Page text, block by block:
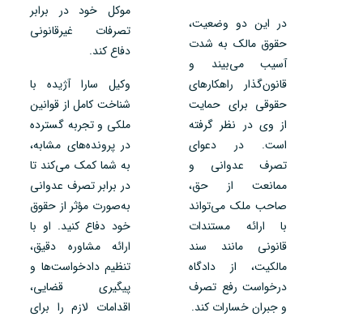
در این دو وضعیت،
حقوق مالک به شدت
آسیب می‌بیند و
قانون‌گذار راهکارهای
حقوقی برای حمایت
از وی در نظر گرفته
است. در دعوای
تصرف عدوانی و
ممانعت از حق،
صاحب ملک می‌تواند
با ارائه مستندات
قانونی مانند سند
مالکیت، از دادگاه
درخواست رفع تصرف
و جبران خسارات کند.
موکل خود در برابر
تصرفات غیرقانونی
دفاع کند.
وکیل سارا آژیده با
شناخت کامل از قوانین
ملکی و تجربه گسترده
در پرونده‌های مشابه،
به شما کمک می‌کند تا
در برابر تصرف عدوانی
به‌صورت مؤثر از حقوق
خود دفاع کنید. او با
ارائه مشاوره دقیق،
تنظیم دادخواست‌ها و
پیگیری قضایی،
اقدامات لازم را برای